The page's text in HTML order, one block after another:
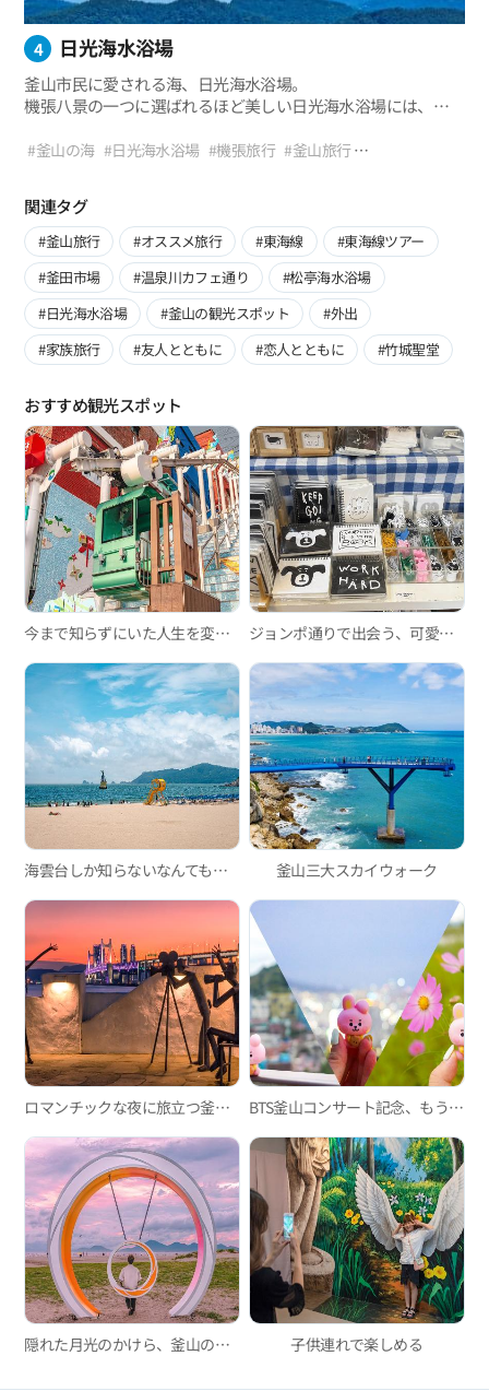
4 日光海水浴場
釜山市民に愛される海、日光海水浴場。
機張八景の一つに選ばれるほど美しい日光海水浴場には、
高麗時代から鄭夢周(チョン・モンジュ)
に由来する。三聖台は、「セムソクテ」
という古言にルーツを持つ言葉で、「セム」は湧水、「ソク」
は船をつなぎ止めておく場所を意味したそうだ。現在は、
砂浜の真ん中にある塚が「三聖台」と呼ばれている。
#釜山の海 #日光海水浴場 #機張旅行 #釜山旅行
#水遊び
関連タグ
#釜山旅行 #オススメ旅行 #東海線
#東海線ツアー
#釜田市場
#温泉川カフェ通り
#松亭海水浴場
#日光海水浴場
#釜山の観光スポット
#外出
#家族旅行
#友人とともに #恋人とともに #竹城聖堂
おすすめ観光スポット
今まで知らずにいた人生を変えるスポット-釜山のモノレール編 ジョンポ通りで出会う、可愛い雑貨ショップ巡り
海雲台しか知らないなんてもったいない！ この夏、ぜひ行ってみたい釜山の海水浴場3か所 釜山三大スカイウォーク
ロマンチックな夜に旅立つ釜山シティツアーバス・夜景ツアー「ブリッジドライブ」 BTS釜山コンサート記念、もう一度訪れたJUNG KOOKコース
隠れた月光のかけら、釜山の月見の名所4 子供連れで楽しめる